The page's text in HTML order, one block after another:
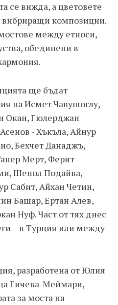
се вижда, а цветовете
вибриращи композиции.
между етноси,
обединени в
ще бъдат
на Исмет Чавушоглу,
Окан, Гюлерджан
- Хъкъла, Айнур
Бехчет Данаджъ,
Мерт, Ферит
Шенол Подайва,
Сабит, Айхан Четин,
Башар, Ертaн Алeв,
Нуф. Част от тях днес
– в Турция или между
разработена от Юлия
Гичева-Меймари,
за моста на